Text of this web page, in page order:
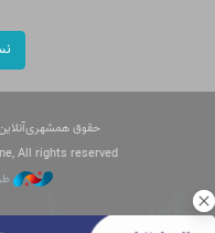
حقوق
All rights reserved